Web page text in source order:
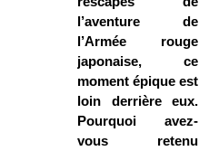
l’aventure de
l’Armée rouge
japonaise, ce
moment épique est
loin derrière eux.
Pourquoi avez-
vous retenu